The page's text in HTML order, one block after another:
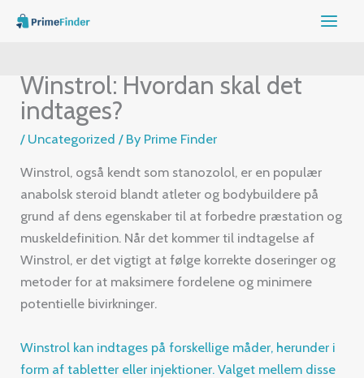
Skip
Winstrol: Hvordan skal det
indtages?
/ Uncategorized / By Prime Finder
Winstrol, også kendt som stanozolol, er en populær
anabolsk steroid blandt atleter og bodybuildere på
grund af dens egenskaber til at forbedre præstation og
muskeldefinition. Når det kommer til indtagelse af
Winstrol, er det vigtigt at følge korrekte doseringer og
metoder for at maksimere fordelene og minimere
potentielle bivirkninger.
Winstrol kan indtages på forskellige måder, herunder i
form af tabletter eller injektioner. Valget mellem disse